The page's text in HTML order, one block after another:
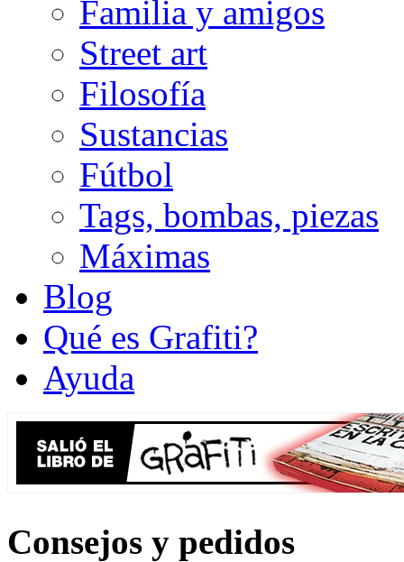
Familia y amigos
Street art
Filosofía
Sustancias
Fútbol
Tags, bombas, piezas
Máximas
Blog
Qué es Grafiti?
Ayuda
Consejos y pedidos